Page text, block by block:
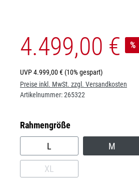
4.499,00 € %
UVP4.999,00 €(10% gespart)
Preise inkl. MwSt. zzgl. Versandkosten
Artikelnummer:265322
Rahmengrößeauswählen
L M
XL
(DIESE OPTION IST ZURZEIT